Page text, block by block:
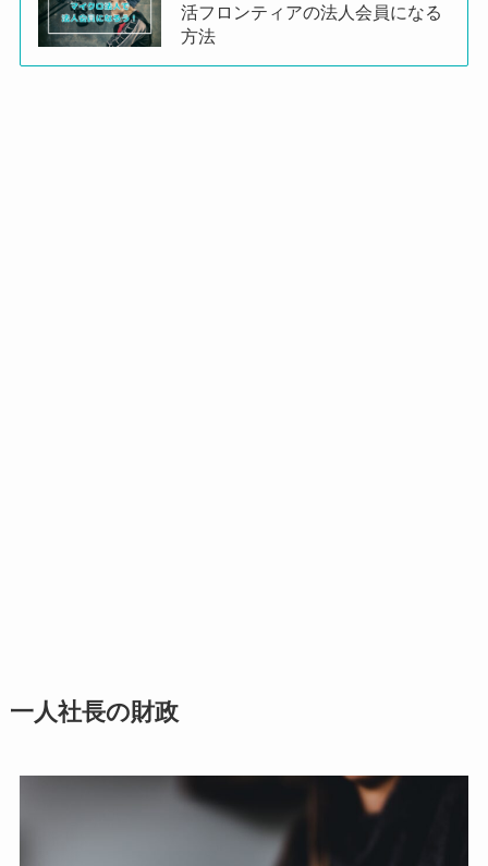
活フロンティアの法人会員になる
方法
一人社長の財政